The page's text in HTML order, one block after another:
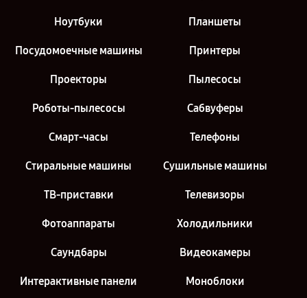
Ноутбуки Планшеты
Посудомоечные машины Принтеры
Проекторы Пылесосы
Роботы-пылесосы Сабвуферы
Смарт-часы Телефоны
Стиральные машины Сушильные машины
ТВ-приставки Телевизоры
Фотоаппараты Холодильники
Саундбары Видеокамеры
Интерактивные панели Моноблоки